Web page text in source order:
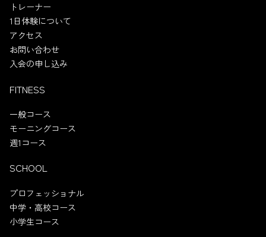
トレーナー
1日体験について
アクセス
お問い合わせ
入会の申し込み
FITNESS
一般コース
モーニングコース
週1コース
SCHOOL
プロフェッショナル
中学・高校コース
小学生コース